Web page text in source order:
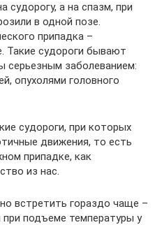
судорогу, а на спазм, при
в одной позе.
припадка –
Такие судороги бывают
серьезным заболеванием:
опухолями головного
судороги, при которых
движения, то есть
припадке, как
из нас.
встретить гораздо чаще –
подъеме температуры у